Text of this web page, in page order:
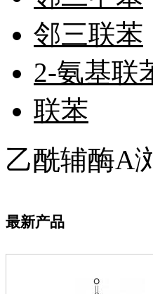
碳
锑
酮
肟
钨
硒
锡
邻三联苯
2-氨基联
联苯
乙酰辅酶A
最新产品